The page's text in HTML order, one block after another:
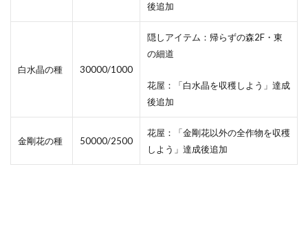
後追加
白水晶の種 30000/1000
隠しアイテム：帰らずの森2F・東
の細道
花屋：「白水晶を収穫しよう」達成
後追加
金剛花の種 50000/2500
花屋：「金剛花以外の全作物を収穫
しよう」達成後追加